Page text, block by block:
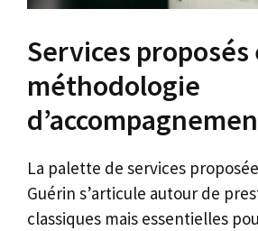
Services proposés
méthodologie
La palette de services
Guérin s’articule autour de
classiques mais essentielles